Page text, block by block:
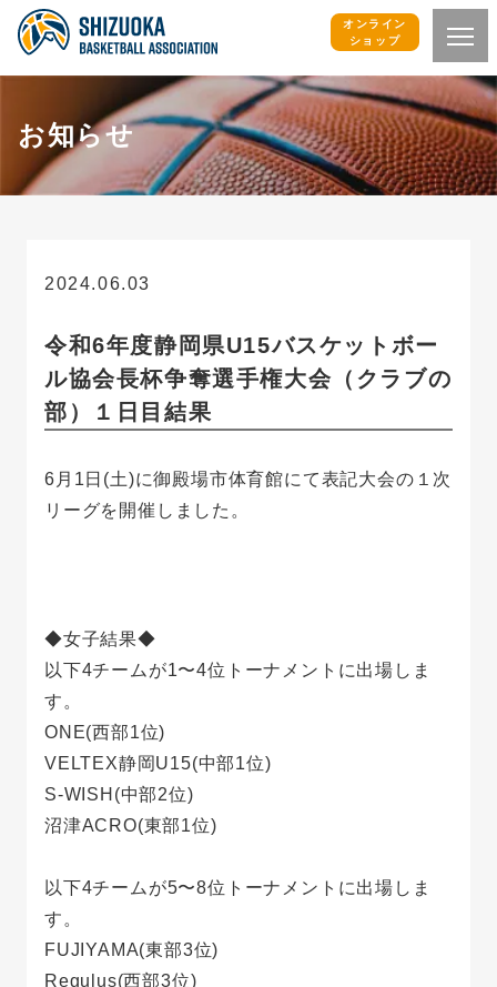
オンライン
ショップ
お知らせ
2024.06.03
令和6年度静岡県U15バスケットボー
ル協会長杯争奪選手権大会（クラブの
部）１日目結果
6月1日(土)に御殿場市体育館にて表記大会の１次
リーグを開催しました。
◆女子結果◆
以下4チームが1〜4位トーナメントに出場しま
す。
ONE(西部1位)
VELTEX静岡U15(中部1位)
S-WISH(中部2位)
沼津ACRO(東部1位)
以下4チームが5〜8位トーナメントに出場しま
す。
FUJIYAMA(東部3位)
Regulus(西部3位)